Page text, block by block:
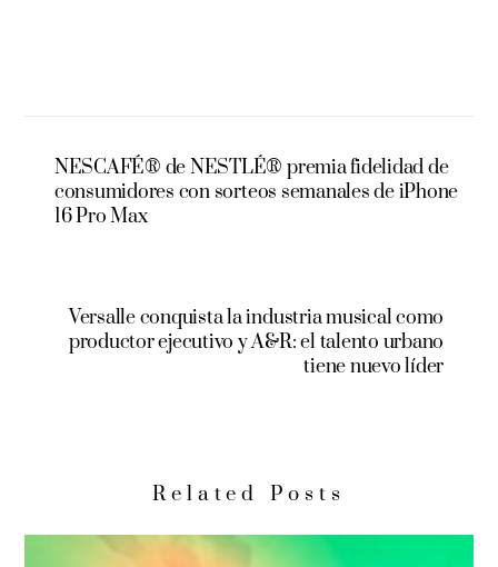
NESCAFÉ® de NESTLÉ® premia fidelidad de
consumidores con sorteos semanales de iPhone
16 Pro Max
Versalle conquista la industria musical como
productor ejecutivo y A&R: el talento urbano
tiene nuevo líder
Related Posts